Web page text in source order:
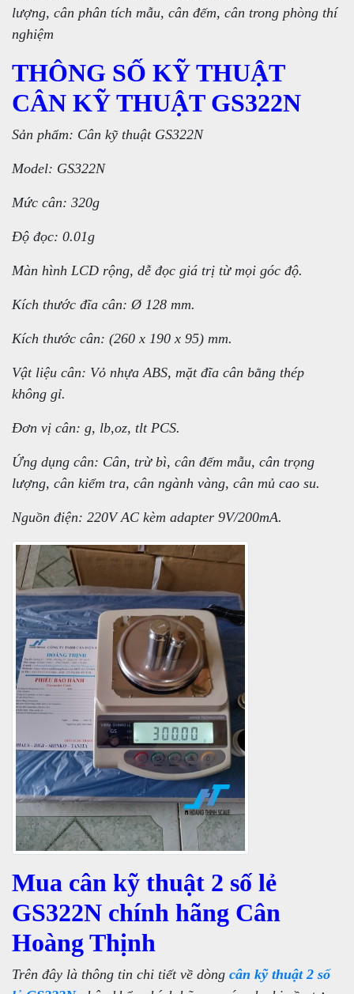
lượng, cân phân tích mẫu, cân đếm, cân trong phòng thí
nghiệm
THÔNG SỐ KỸ THUẬT
CÂN KỸ THUẬT GS322N
Sản phẩm: Cân kỹ thuật GS322N
Model: GS322N
Mức cân: 320g
Độ đọc: 0.01g
Màn hình LCD rộng, dễ đọc giá trị từ mọi góc độ.
Kích thước đĩa cân: Ø 128 mm.
Kích thước cân: (260 x 190 x 95) mm.
Vật liệu cân: Vỏ nhựa ABS, mặt đĩa cân bằng thép
không gỉ.
Đơn vị cân: g, lb,oz, tlt PCS.
Ứng dụng cân: Cân, trừ bì, cân đếm mẫu, cân trọng
lượng, cân kiểm tra, cân ngành vàng, cân mủ cao su.
Nguồn điện: 220V AC kèm adapter 9V/200mA.
Mua cân kỹ thuật 2 số lẻ
GS322N chính hãng Cân
Hoàng Thịnh
Trên đây là thông tin chi tiết về dòng cân kỹ thuật 2 số